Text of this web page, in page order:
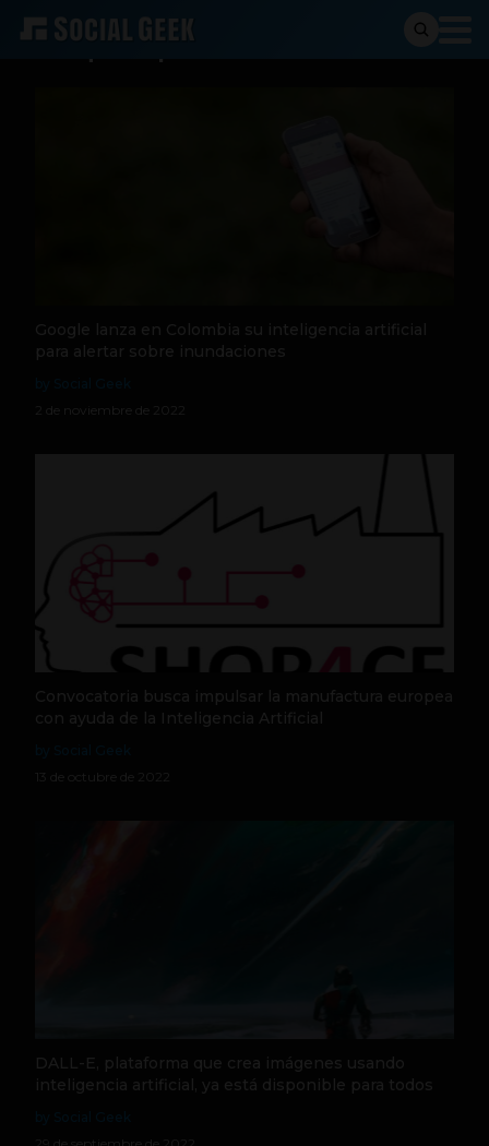
Google lanza en Colombia su inteligencia artificial
para alertar sobre inundaciones
2 de noviembre de 2022
Convocatoria busca impulsar la manufactura europea
con ayuda de la Inteligencia Artificial
13 de octubre de 2022
DALL-E, plataforma que crea imágenes usando
inteligencia artificial, ya está disponible para todos